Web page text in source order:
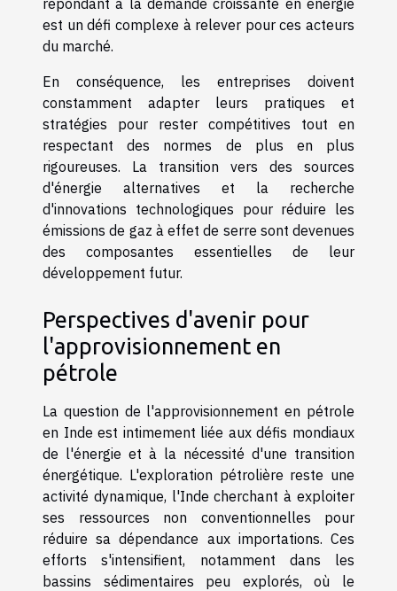
répondant à la demande croissante en énergie
est un défi complexe à relever pour ces acteurs
du marché.
En conséquence, les entreprises doivent
constamment adapter leurs pratiques et
stratégies pour rester compétitives tout en
respectant des normes de plus en plus
rigoureuses. La transition vers des sources
d'énergie alternatives et la recherche
d'innovations technologiques pour réduire les
émissions de gaz à effet de serre sont devenues
des composantes essentielles de leur
développement futur.
Perspectives d'avenir pour
l'approvisionnement en
pétrole
La question de l'approvisionnement en pétrole
en Inde est intimement liée aux défis mondiaux
de l'énergie et à la nécessité d'une transition
énergétique. L'exploration pétrolière reste une
activité dynamique, l'Inde cherchant à exploiter
ses ressources non conventionnelles pour
réduire sa dépendance aux importations. Ces
efforts s'intensifient, notamment dans les
bassins sédimentaires peu explorés, où le